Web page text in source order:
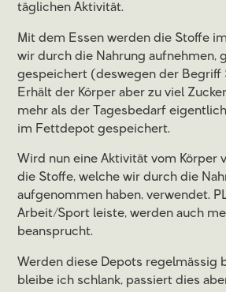
täglichen Aktivität.
Mit dem Essen werden die Stoffe
wir durch die Nahrung aufnehmen,
gespeichert (deswegen der Begriff
Erhält der Körper aber zu viel
mehr als der Tagesbedarf
im Fettdepot gespeichert.
Wird nun eine Aktivität vom Körper
die Stoffe, welche wir durch die
aufgenommen haben, verwendet.
Arbeit/Sport leiste, werden auch
beansprucht.
Werden diese Depots regelmässig
bleibe ich schlank, passiert dies